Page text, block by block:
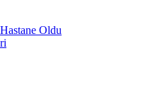
Oldu